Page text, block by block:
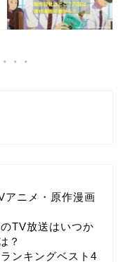
アニメ・原作漫画
TV放送はいつか
？
ンキングベスト4